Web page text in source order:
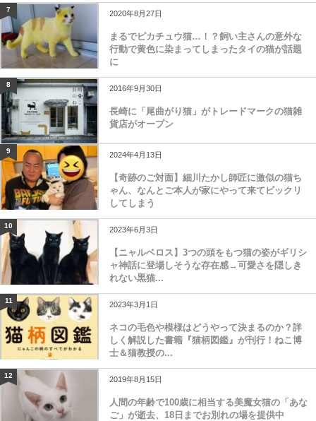
7 2020年8月27日
まるでピカチュウ猫…！？飼い主さんの意外な
行動で黄色に染まってしまったタイの猫が話題
に
8 2016年9月30日
長崎に「尾曲がり猫」がトレードマークの猫雑
貨店がオープン
9 2024年4月13日
【奇跡のご対面】細川たかし師匠に激似の猫ち
ゃん、なんとご本人が家にやって来てビックリ
してしまう
10 2023年6月3日
【ニャルベロス】3つの頭をもつ猫の姿がギリシ
ャ神話に登場しそうな存在感→可愛さを隠しき
れない黒猫...
11 2023年3月1日
ネコの毛色や模様はどうやって決まるのか？詳
しく解説した書籍『猫柄図鑑』が刊行！ねこ博
士＆猫教授の...
12 2019年8月15日
人間の年齢で100歳に相当する美魔女猫の「あな
ご」が逝去、18日までお別れの場を提供中